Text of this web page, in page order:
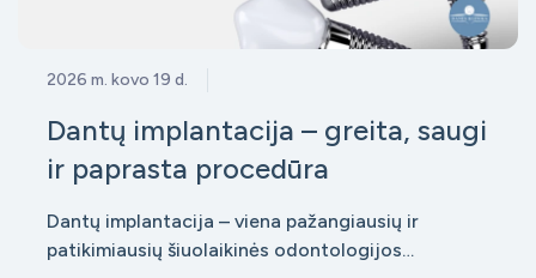
2026 m. kovo 19 d.
Dantų implantacija – greita, saugi
ir paprasta procedūra
Dantų implantacija – viena pažangiausių ir
patikimiausių šiuolaikinės odontologijos